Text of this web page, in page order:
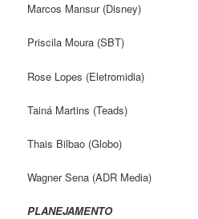
Marcos Mansur (Disney)
Priscila Moura (SBT)
Rose Lopes (Eletromidia)
Tainá Martins (Teads)
Thais Bilbao (Globo)
Wagner Sena (ADR Media)
PLANEJAMENTO